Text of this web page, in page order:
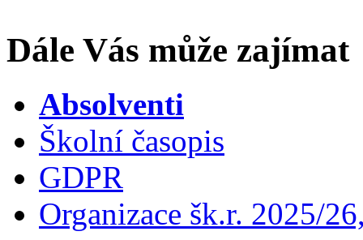
Dále Vás může zajímat
Absolventi
Školní časopis
GDPR
Organizace šk.r. 2025/